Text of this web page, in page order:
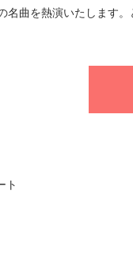
曲を熱演いたします。
ト